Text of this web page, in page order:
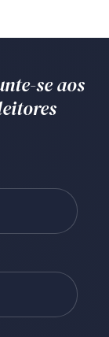
se aos